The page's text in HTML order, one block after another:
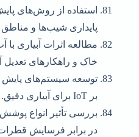
استفاده از روش‌های
پایداری شیب‌ها و
مطالعه اثرات آبیاری
خاک و راهکارهای تعدیل
توسعه سیستم‌های
بر IoT برای آبیاری دقیق.
بررسی تأثیر انواع
در برابر فرسایش